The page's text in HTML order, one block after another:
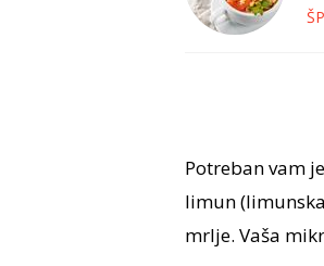
Potreban vam je
limun
mrlje. Vaša